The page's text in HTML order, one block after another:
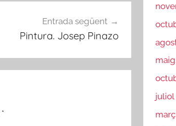
Entrada següent
Pintura. Josep Pinazo
*
juliol